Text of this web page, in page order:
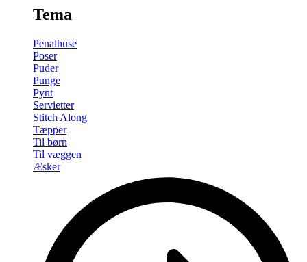
Tema
Penalhuse
Poser
Puder
Punge
Pynt
Servietter
Stitch Along
Tæpper
Til børn
Til væggen
Æsker